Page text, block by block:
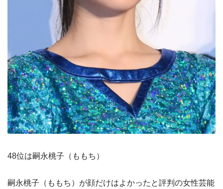
48位は嗣永桃子（ももち）
嗣永桃子（ももち）が顔だけはよかったと評判の女性芸能